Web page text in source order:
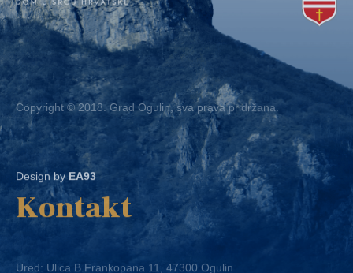
Copyright © 2018. Grad Ogulin, sva prava pridržana.
Design by EA93
Kontakt